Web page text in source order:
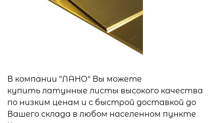
В компании "ЛАНО" Вы можете
купить латунные листы высокого качества
по низким ценам и с быстрой доставкой до
Вашего склада в любом населенном пункте